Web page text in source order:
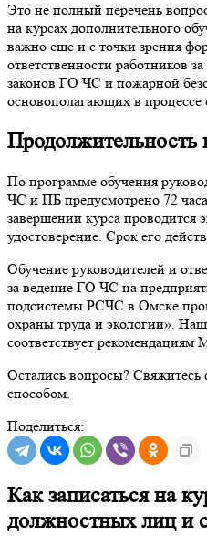
Это не полный перечень
на курсах дополнительного
важно еще и с точки зрения
ответственности работников
законов ГО ЧС и пожарной
основополагающих в процессе
Продолжительность
По программе обучения
ЧС и ПБ предусмотрено 72
завершении курса проводится
удостоверение. Срок его
Обучение руководителей и
за ведение ГО ЧС на
подсистемы РСЧС в Омске
охраны труда и экологии».
соответствует
Остались вопросы?
способом.
Поделиться:
Как записаться на
должностных лиц и